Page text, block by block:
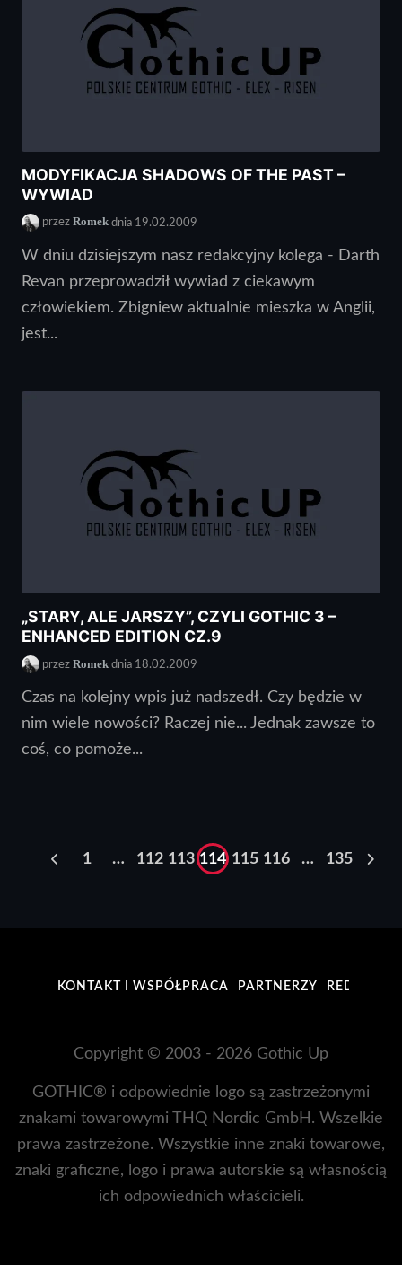
MODYFIKACJA SHADOWS OF THE PAST –
WYWIAD
przez Romek dnia 19.02.2009
W dniu dzisiejszym nasz redakcyjny kolega - Darth
Revan przeprowadził wywiad z ciekawym
człowiekiem. Zbigniew aktualnie mieszka w Anglii,
jest...
„STARY, ALE JARSZY”, CZYLI GOTHIC 3 –
ENHANCED EDITION CZ.9
przez Romek dnia 18.02.2009
Czas na kolejny wpis już nadszedł. Czy będzie w
nim wiele nowości? Raczej nie... Jednak zawsze to
coś, co pomoże...
1 … 112 113 114 115 116 … 135
KONTAKT I WSPÓŁPRACA PARTNERZY REDAKCJA
Copyright © 2003 - 2026 Gothic Up
GOTHIC® i odpowiednie logo są zastrzeżonymi
znakami towarowymi THQ Nordic GmbH. Wszelkie
prawa zastrzeżone. Wszystkie inne znaki towarowe,
znaki graficzne, logo i prawa autorskie są własnością
ich odpowiednich właścicieli.